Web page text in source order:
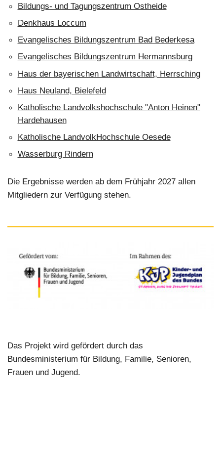
Bildungs- und Tagungszentrum Ostheide
Denkhaus Loccum
Evangelisches Bildungszentrum Bad Bederkesa
Evangelisches Bildungszentrum Hermannsburg
Haus der bayerischen Landwirtschaft, Herrsching
Haus Neuland, Bielefeld
Katholische Landvolkshochschule "Anton Heinen"
Hardehausen
Katholische LandvolkHochschule Oesede
Wasserburg Rindern
Die Ergebnisse werden ab dem Frühjahr 2027 allen
Mitgliedern zur Verfügung stehen.
Das Projekt wird gefördert durch das
Bundesministerium für Bildung, Familie, Senioren,
Frauen und Jugend.